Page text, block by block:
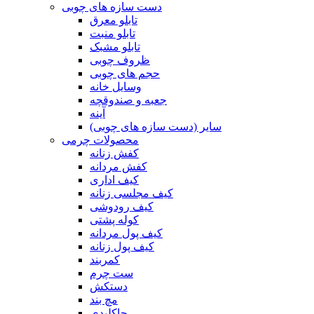
دست سازه های چوبی
تابلو معرق
تابلو منبت
تابلو مشبک
ظروف چوبی
حجم های چوبی
وسایل خانه
جعبه و صندوقچه
آینه
سایر (دست سازه های چوبی)
محصولات چرمی
کفش زنانه
کفش مردانه
کیف اداری
کیف مجلسی زنانه
کیف رودوشی
کوله پشتی
کیف پول مردانه
کیف پول زنانه
کمربند
ست چرم
دستکش
مچ بند